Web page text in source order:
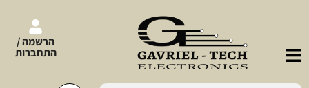
הרשמה /
התחברות